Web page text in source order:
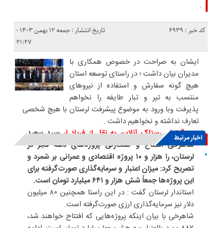
.
کد خبر : 6939
تاریخ انتشار : جمعه ۱۲ بهمن ۱۴۰۳ -
۲۱:۲۷
ایشان به صراحت در خصوص همکاری با
مدیران بیان داشت ؛ در راستای توسعه استان
هیچ گونه سفارش و استفاده از نیروهای
منتسب به تیر و تبار طایفه را نخواهم
پذیرفت وبا ورود به موضوع پیشرفت لرستان با هیچ شخصی
تعارف نداشته و نخواهیم داشت .
به گزارش رستاک آنلاین به نقل از فریاد لر،سید سعید
شاهرخی افتتاح و کلنگ‌زنی پروژه‌های دهه فجر در
لرستان، را هزار و ۱۰ پروژه اقتصادی و عمرانی بر شمرد و
تصریح کرد: میزان اعتبار و سرمایه‌گذاری صورت‌گرفته برای
این پروژه‌ها جمعاً شش هزار و ۶۴۱ میلیارد تومان است.
استاندار لرستان گفت : در این راستا همچنین ۸۰ میلیون
دلار نیز سرمایه‌گذاری ارزی صورت‌گرفته است.
شاهرخی با بیان اینکه پروژه‌هایی که افتتاح خواهند شد،
اخبار مرتبط